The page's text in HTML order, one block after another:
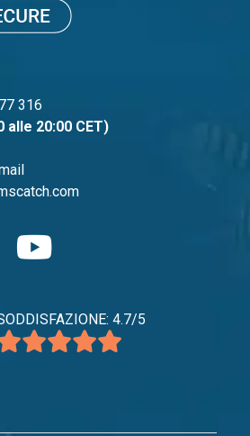
316
alle 20:00 CET)
4.7/5